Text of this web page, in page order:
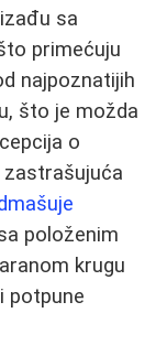
sa
primećuju
najpoznatijih
što je možda
o
zastrašujuća
položenim
krugu
potpune